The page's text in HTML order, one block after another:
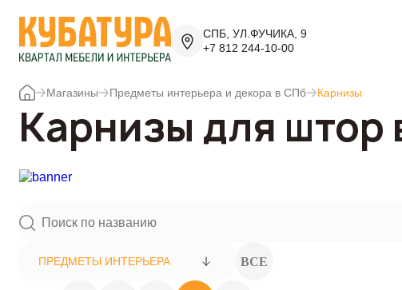
СПБ, УЛ.ФУЧИКА, 9
+7 812 244-10-00
Магазины Предметы интерьера и декора в СПб Карнизы
Карнизы для штор
ПРЕДМЕТЫ ИНТЕРЬЕРА ВСЕ